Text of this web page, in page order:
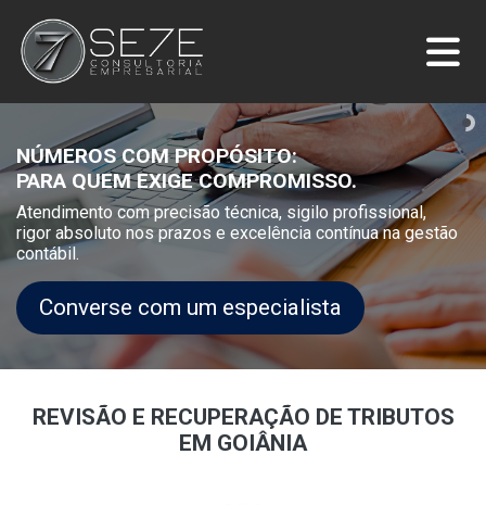
NÚMEROS COM PROPÓSITO:
PARA QUEM EXIGE COMPROMISSO.
Atendimento com precisão técnica, sigilo profissional,
rigor absoluto nos prazos e excelência contínua na gestão
contábil.
Converse com um especialista
REVISÃO E RECUPERAÇÃO DE TRIBUTOS
EM GOIÂNIA